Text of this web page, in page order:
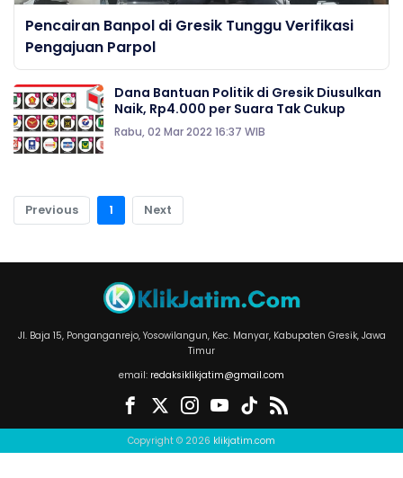
Pencairan Banpol di Gresik Tunggu Verifikasi
Pengajuan Parpol
Dana Bantuan Politik di Gresik Diusulkan
Naik, Rp4.000 per Suara Tak Cukup
Rabu, 02 Mar 2022 16:37 WIB
Previous 1 Next
Jl. Baja 15, Ponganganrejo, Yosowilangun, Kec. Manyar, Kabupaten Gresik, Jawa
Timur
email: redaksiklikjatim@gmail.com
Copyright © 2026 klikjatim.com